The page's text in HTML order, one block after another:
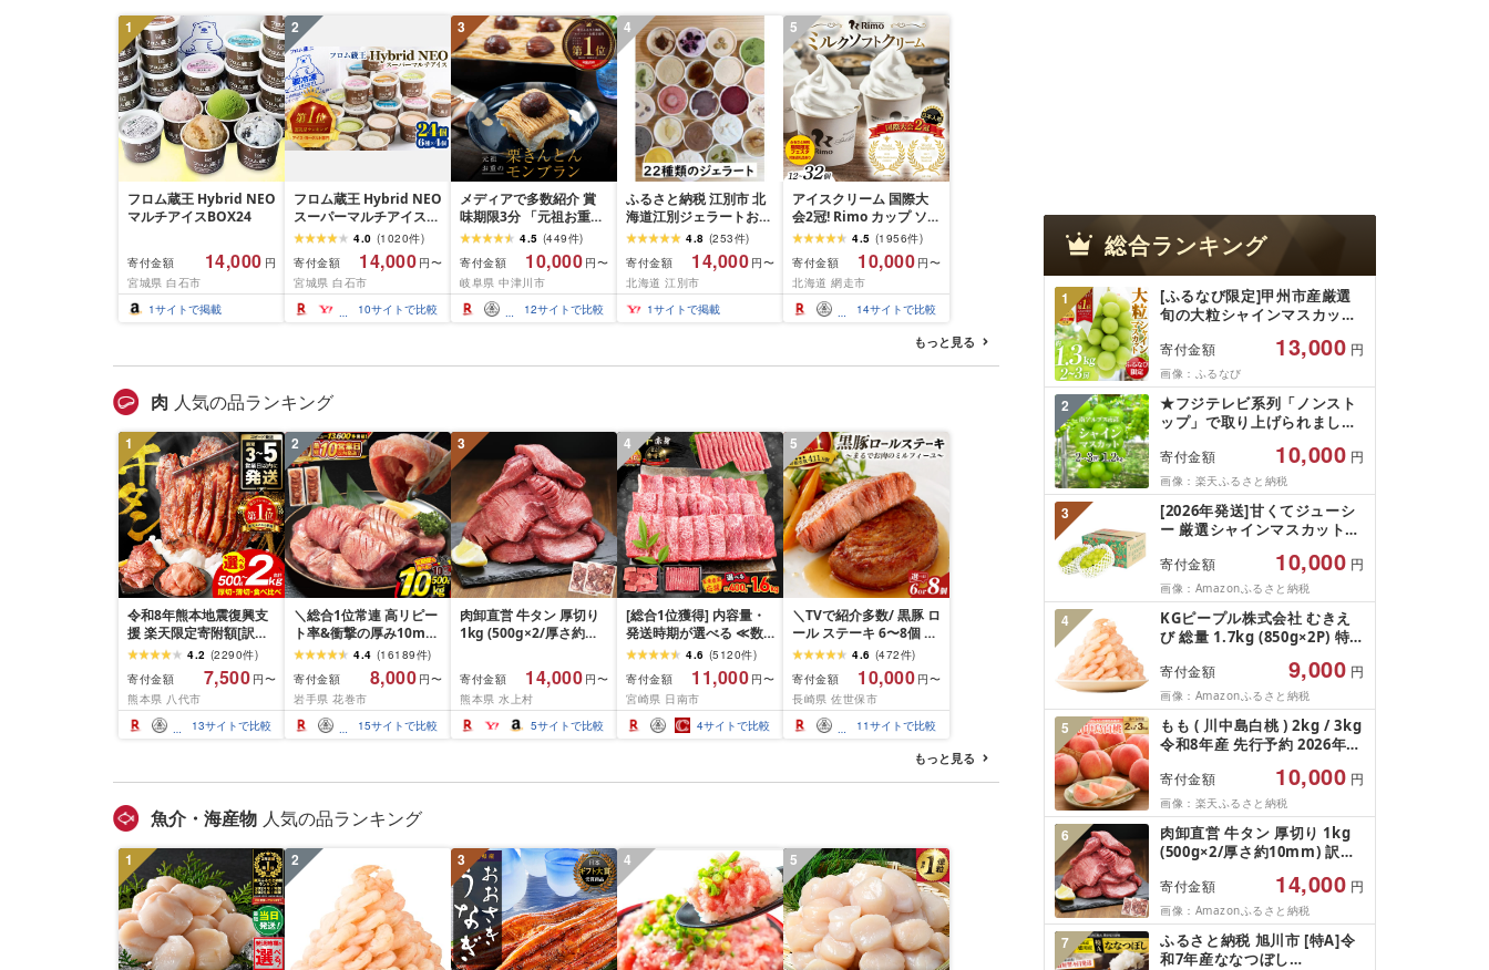
1
フロム蔵王 Hybrid NEO
マルチアイスBOX24
寄付金額 14,000 円
宮城県 白石市
1サイトで掲載
2
フロム蔵王 Hybrid NEO
スーパーマルチアイス
BOX 24個 6種 各4個 |
クッキーミルク キャラ
メル ミルク チョコ いち
ご 抹茶 アイス カップ ス
イーツ 白石市 山田乳業
オンライン 申請 ふるさ
4.0 (1020件)
寄付金額
14,000 円〜
宮城県 白石市
10サイトで比較
3
メディアで多数紹介 賞
味期限3分 「元祖お重の
栗きんとんモンブラン」
未来のご褒美 スイーツ
栗 モンブラン くりきん
とん デザート ご褒美 お
取り寄せ くり お菓子 菓
4.5 (449件)
寄付金額
10,000 円〜
岐阜県 中津川市
12サイトで比較
4
ふるさと納税 江別市 北
海道江別ジェラートおま
かせ22種類セット
[80ml×22個]
4.8 (253件)
寄付金額
14,000 円〜
北海道 江別市
1サイトで掲載
5
アイスクリーム 国際大
会2冠! Rimo カップ ソフ
トクリーム 選べる
120ml × 12~32個 [ ふる
さと納税 アイス ふるさ
と納税 アイスクリーム
セット ふるさと納税 ジ
ェラート 北海道 人気 ス
イーツ ランキング お菓
4.5 (1956件)
寄付金額
10,000 円〜
北海道 網走市
14サイトで比較
もっと見る
肉 人気の品ランキング
1
令和8年熊本地震復興支
援 楽天限定寄附額[訳あ
り]牛タン 500g〜2kg 肉
牛肉 訳あり 牛タン 冷凍
小分け 厚切り 薄切り 食
べ比べ 500g 1kg 1.5kg
2kg 牛 人気 ビーフ 牛た
ん ふるさと納税 ランキ
4.2 (2290件)
寄付金額
7,500 円〜
熊本県 八代市
13サイトで比較
2
＼総合1位常連 高リピー
ト率&衝撃の厚み10mm
厚切り牛タン 塩味/ ≪ス
ピード発送!!10営業日以
内発送≫ 選べる内容量
500g / 1kg 定期便 毎月
届く 牛肉 肉 BBQ ふるさ
と 人気 ランキング 岩手
4.4 (16189件)
寄付金額
8,000 円〜
岩手県 花巻市
15サイトで比較
3
肉卸直営 牛タン 厚切り
1kg (500g×2/厚さ約
牛肉 焼肉 冷凍 スライス
業務用 バーベキュー
BBQ おつまみ ギフト お
祝い お中元 夏ギフト
寄付金額 14,000 円〜
熊本県 水上村
5サイトで比較
4
[総合1位獲得] 内容量・
発送時期が選べる ≪数
量限定≫ 宮崎牛 赤身 ス
ライス 焼肉 国産 肉 牛肉
薄切り 黒毛和牛 A4 A5
人気 小分け 焼き肉 すき
焼き しゃぶしゃぶ 牛丼
BBQ ギフト 贈り物 おす
4.6 (5120件)
寄付金額
11,000 円〜
宮崎県 日南市
4サイトで比較
5
＼TVで紹介多数/ 黒豚 ロ
ール ステーキ 6〜8個 ≪
お箸でほぐせるやわらか
さ≫ 職人厳選 無添加 小
分け オリジナル ポーク
ステーキ 子供も安心 豚
豚肉 セット ジューシー
ギフト 贈り物 おすすめ
おかず 簡単調理 人気 送
4.6 (472件)
寄付金額
10,000 円〜
長崎県 佐世保市
11サイトで比較
もっと見る
魚介・海産物 人気の品ランキング
1 2 3 4 5
総合ランキング
1
[ふるなび限定]甲州市産厳選
旬の大粒シャインマスカット
(MG)B12-472 FN-Limited-
VO シャインマスカット フル
ーツ
寄付金額 13,000 円
画像：ふるなび
2
★フジテレビ系列「ノンスト
ップ」で取り上げられました!
ルプス市産シャインマスカッ
ト1.2kg以上(2〜3房)ふるさと
納税 おすすめ 山梨県 南アル
プス市 送料無料 AL
寄付金額 10,000 円
画像：楽天ふるさと納税
3
[2026年発送]甘くてジューシ
ー 厳選シャインマスカット
日)から10月下旬までの発送)
フルーツ ぶどう 果物 山梨県
産 2026 旬 大粒 高級 ブドウ
葡萄 富士吉田市
寄付金額 10,000 円
画像：Amazonふるさと納税
4
KGピープル株式会社 むきえ
び 総量 1.7kg (850g×2P) 特大
凍結 下処理不要 サイズ不揃い
訳あり
寄付金額 9,000 円
画像：Amazonふるさと納税
5
もも ( 川中島白桃 ) 2kg / 3kg
令和8年産 先行予約 2026年
ツ 秀品 のし 贈答 ギフト おす
そ分け 期間限定 冷蔵便 送料
無料 産地直送 お取り寄せ [ 山
形県 天童市 ]
寄付金額 10,000 円
画像：楽天ふるさと納税
6
肉卸直営 牛タン 厚切り 1kg
(500g×2/厚さ約10mm) 訳あ
ライス 業務用 バーベキュー
BBQ おつまみ ギフト お祝い
お中元 夏ギフト
寄付金額 14,000 円
画像：Amazonふるさと納税
7
ふるさと納税 旭川市 [特A]令
和7年産ななつぼし